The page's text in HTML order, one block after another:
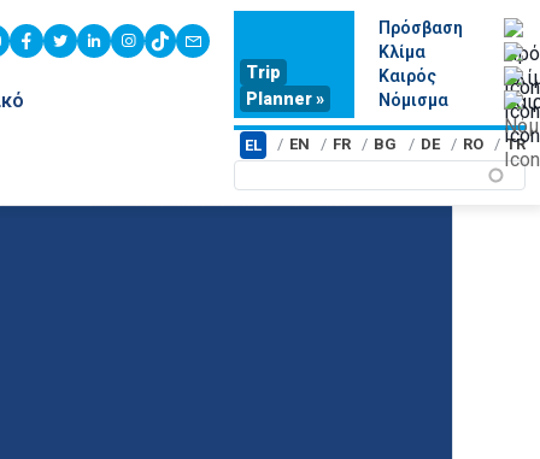
youtubefacebook
twitterlinkedininstagram
tiktokcontact
Trip
Planner »
Πρόσβαση
Κλίμα
Καιρός
Νόμισμα
EL EN FR BG DE RO TR